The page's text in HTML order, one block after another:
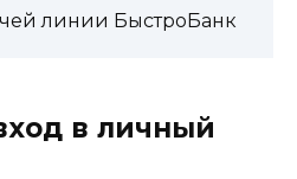
линии БыстроБанк
в личный